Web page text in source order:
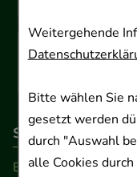
Weitergehende
Bitte wählen Sie
gesetzt werden
durch "Auswahl
alle Cookies
So erreichen Sie
Beratung und